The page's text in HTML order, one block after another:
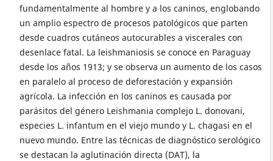
fundamentalmente al hombre y a los caninos, englobando
un amplio espectro de procesos patológicos que parten
desde cuadros cutáneos autocurables a viscerales con
desenlace fatal. La leishmaniosis se conoce en Paraguay
desde los años 1913; y se observa un aumento de los casos
en paralelo al proceso de deforestación y expansión
agrícola. La infección en los caninos es causada por
parásitos del género Leishmania complejo L. donovani,
especies L. infantum en el viejo mundo y L. chagasi en el
nuevo mundo. Entre las técnicas de diagnóstico serológico
se destacan la aglutinación directa (DAT), la